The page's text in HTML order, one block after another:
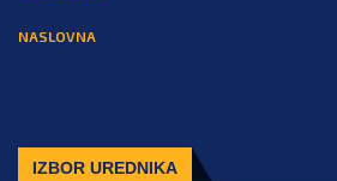
NASLOVNA
IZBOR UREDNIKA